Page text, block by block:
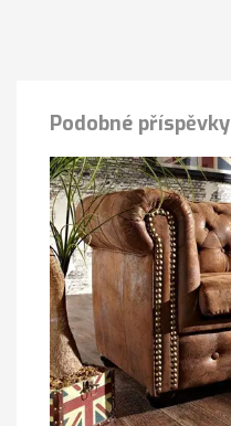
Podobné příspěvky